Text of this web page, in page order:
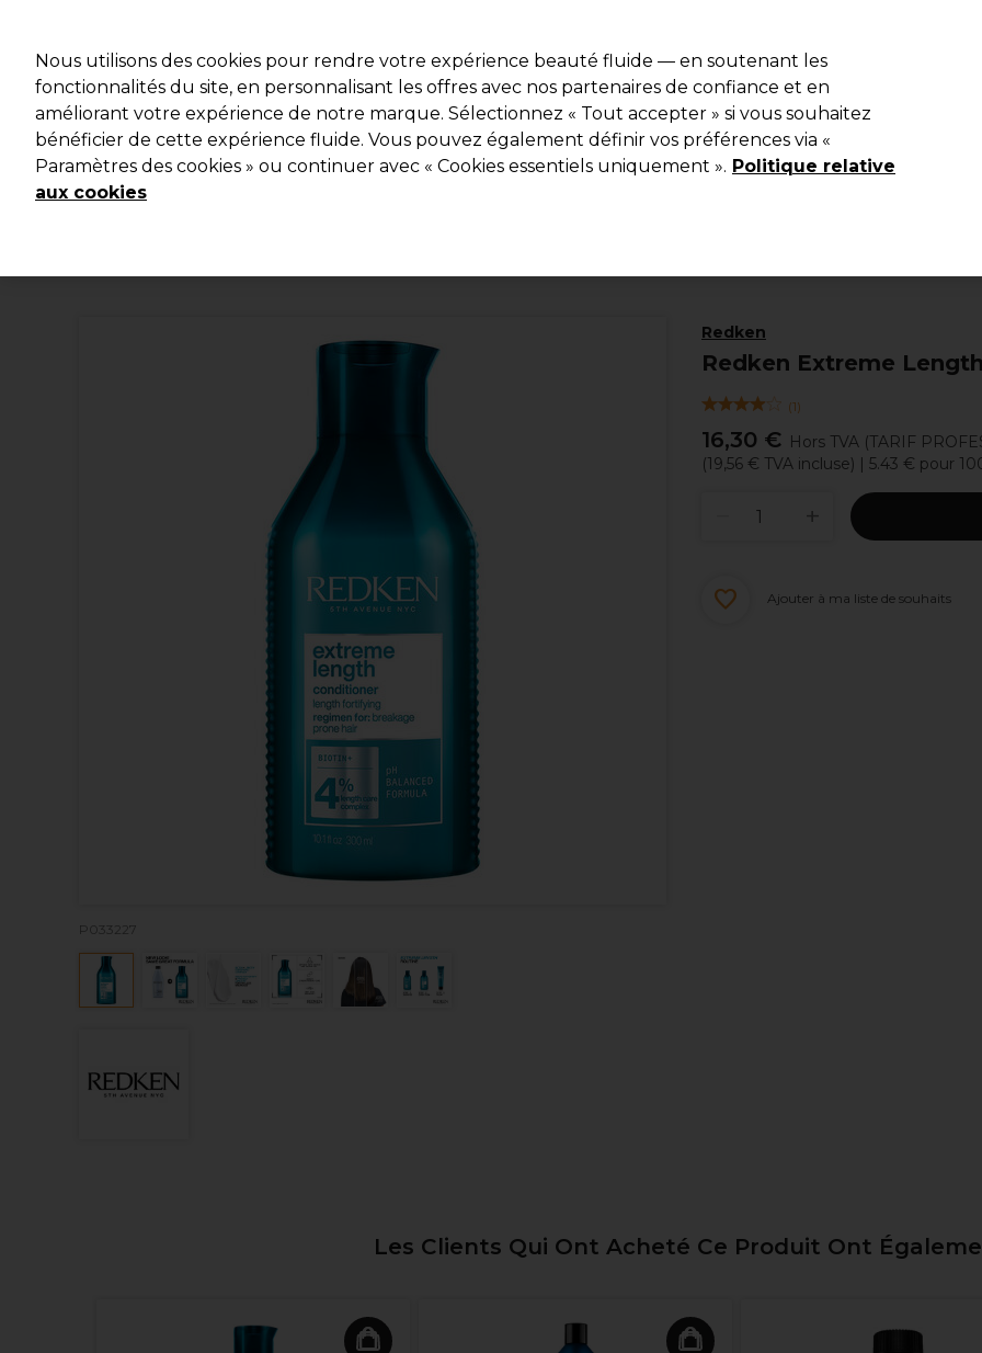
Rechercher
Marques Bons plans Coiffure Electro et Matériel Equipement de salon Beauté Hommes Les
Livraison et délais
Redken
Redken Extreme
(1)
16,30 € Hors TVA (TARIF
(19,56 € TVA incluse) | 5.43 € pour
P033227
Ajouter à ma liste de souhaits
Les Clients Qui Ont Acheté Ce Produit Ont
Nous utilisons des cookies pour rendre votre expérience beauté fluide — en soutenant les
fonctionnalités du site, en personnalisant les offres avec nos partenaires de confiance et en
améliorant votre expérience de notre marque. Sélectionnez « Tout accepter » si vous souhaitez
bénéficier de cette expérience fluide. Vous pouvez également définir vos préférences via «
Paramètres des cookies » ou continuer avec « Cookies essentiels uniquement ». Politique relative
aux cookies